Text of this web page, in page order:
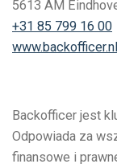
5613 AM
+31 85 799 16 00
www.backofficer.nl
Backofficer jest
Odpowiada za
finansowe i